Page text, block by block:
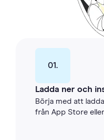
01.
Ladda ner och
Börja med att
från App Store